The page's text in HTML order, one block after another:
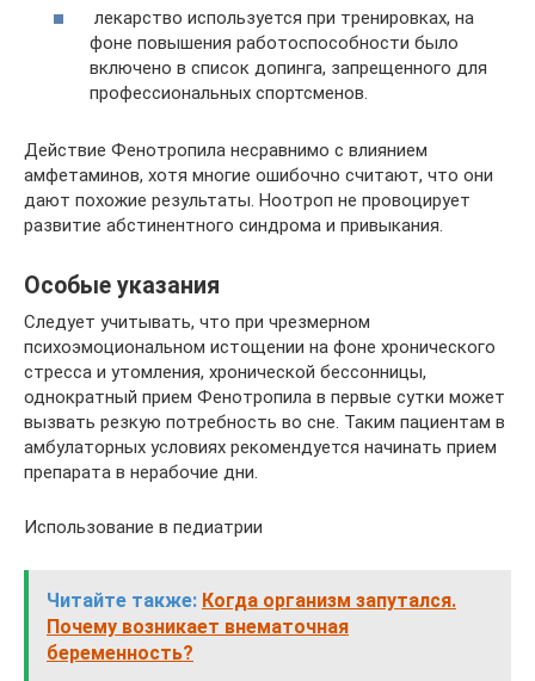
лекарство используется при тренировках, на
фоне повышения работоспособности было
включено в список допинга, запрещенного для
профессиональных спортсменов.
Действие Фенотропила несравнимо с влиянием
амфетаминов, хотя многие ошибочно считают, что они
дают похожие результаты. Ноотроп не провоцирует
развитие абстинентного синдрома и привыкания.
Особые указания
Следует учитывать, что при чрезмерном
психоэмоциональном истощении на фоне хронического
стресса и утомления, хронической бессонницы,
однократный прием Фенотропила в первые сутки может
вызвать резкую потребность во сне. Таким пациентам в
амбулаторных условиях рекомендуется начинать прием
препарата в нерабочие дни.
Использование в педиатрии
Читайте также: Когда организм запутался.
Почему возникает внематочная
беременность?